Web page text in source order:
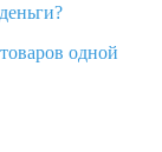
одной
и что